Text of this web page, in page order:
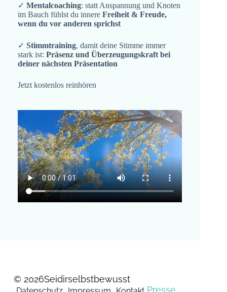
✓ Mentalcoaching: statt Anspannung und Knoten
im Bauch fühlst du innere Freiheit & Freude,
wenn du vor anderen sprichst
✓ Stimmtraining, damit deine Stimme immer
stark ist: Präsenz und Überzeugungskraft bei
deiner nächsten Präsentation
Jetzt kostenlos reinhören
© 2026Seidirselbstbewusst
Presse